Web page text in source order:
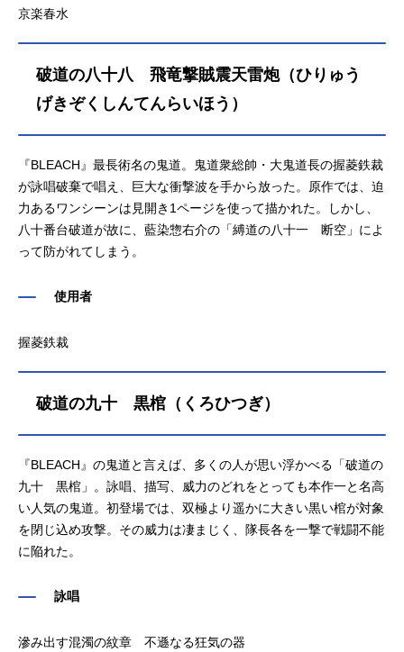
京楽春水
破道の八十八 飛竜撃賊震天雷炮（ひりゅう
げきぞくしんてんらいほう）
『BLEACH』最長術名の鬼道。鬼道衆総帥・大鬼道長の握菱鉄裁
が詠唱破棄で唱え、巨大な衝撃波を手から放った。原作では、迫
力あるワンシーンは見開き1ページを使って描かれた。しかし、
八十番台破道が故に、藍染惣右介の「縛道の八十一 断空」によ
って防がれてしまう。
使用者
握菱鉄裁
破道の九十 黒棺（くろひつぎ）
『BLEACH』の鬼道と言えば、多くの人が思い浮かべる「破道の
九十 黒棺」。詠唱、描写、威力のどれをとっても本作一と名高
い人気の鬼道。初登場では、双極より遥かに大きい黒い棺が対象
を閉じ込め攻撃。その威力は凄まじく、隊長各を一撃で戦闘不能
に陥れた。
詠唱
滲み出す混濁の紋章 不遜なる狂気の器